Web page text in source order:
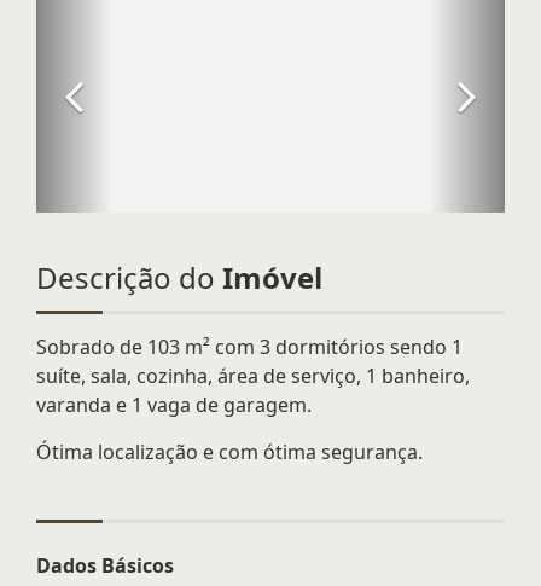
Descrição do Imóvel
Sobrado de 103 m² com 3 dormitórios sendo 1
suíte, sala, cozinha, área de serviço, 1 banheiro,
varanda e 1 vaga de garagem.
Ótima localização e com ótima segurança.
Dados Básicos